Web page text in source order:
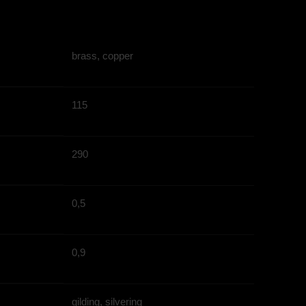
brass, copper
115
290
0,5
0,9
gilding, silvering